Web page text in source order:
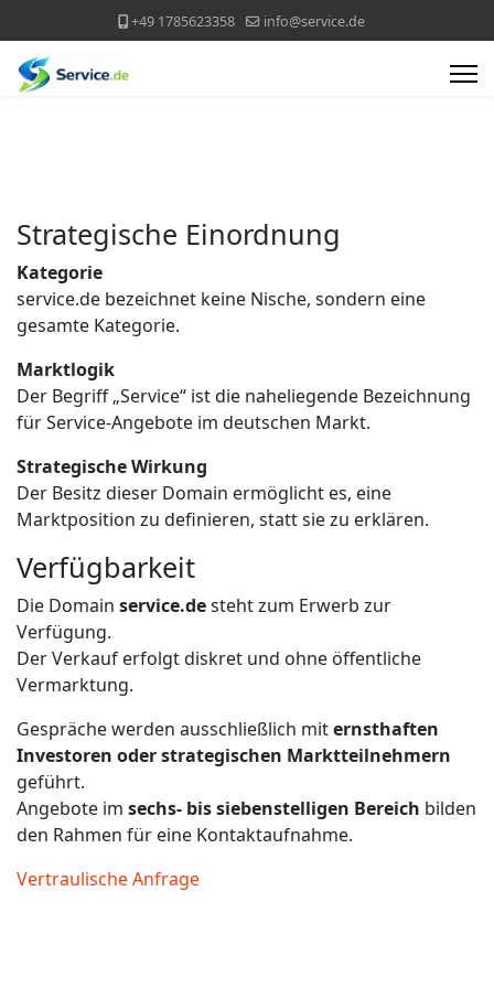
+49 1785623358 info@service.de
Strategische Einordnung
Kategorie
service.de bezeichnet keine Nische, sondern eine
gesamte Kategorie.
Marktlogik
Der Begriff „Service“ ist die naheliegende Bezeichnung
für Service-Angebote im deutschen Markt.
Strategische Wirkung
Der Besitz dieser Domain ermöglicht es, eine
Marktposition zu definieren, statt sie zu erklären.
Verfügbarkeit
Die Domain service.desteht zum Erwerb zur
Verfügung.
Der Verkauf erfolgt diskret und ohne öffentliche
Vermarktung.
Gespräche werden ausschließlich miternsthaften
Investoren oder strategischen Marktteilnehmern
geführt.
Angebote im sechs- bis siebenstelligen Bereich bilden
den Rahmen für eine Kontaktaufnahme.
Vertraulische Anfrage